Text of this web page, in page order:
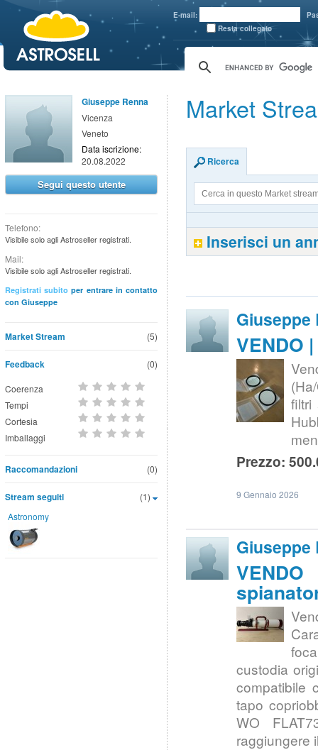
E-mail:
Resta collegato
Giuseppe Renna
Vicenza
Veneto
Data iscrizione:
20.08.2022
Segui questo utente
Telefono:
Visibile solo agli Astroseller registrati.
Mail:
Visibile solo agli Astroseller registrati.
Registrati subito per entrare in contatto
con Giuseppe
(5)
Market Stream
Feedback (0)
Coerenza
Tempi
Cortesia
Imballaggi
(0)
Raccomandazioni
(1)
Stream seguiti
Astronomy
Market
Ricerca
Inserisci un
Giuseppe
VENDO
filtri
Prezzo:
9 Gennaio 2026
Giuseppe
custodia
compatibile
tapo
WO
raggiungere